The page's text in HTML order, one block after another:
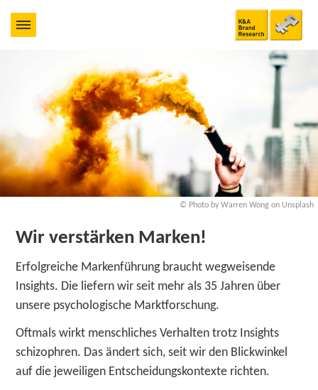
© Photo by Warren Wong on Unsplash
Wir verstärken Marken!
Erfolgreiche Markenführung braucht wegweisende
Insights. Die liefern wir seit mehr als 35 Jahren über
unsere psychologische Marktforschung.
Oftmals wirkt menschliches Verhalten trotz Insights
schizophren. Das ändert sich, seit wir den Blickwinkel
auf die jeweiligen Entscheidungskontexte richten.